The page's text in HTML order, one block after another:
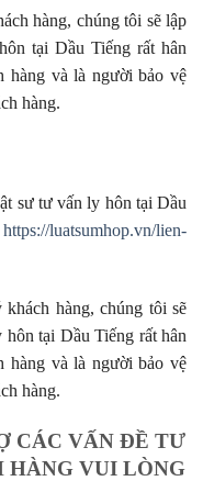
hàng, chúng tôi sẽ lập
tại Dầu Tiếng rất hân
hàng và là người bảo vệ
hàng.
sư tư vấn ly hôn tại Dầu
https://luatsumhop.vn/lien-
hàng, chúng tôi sẽ
tại Dầu Tiếng rất hân
hàng và là người bảo vệ
hàng.
CÁC VẤN ĐỀ TƯ
HÀNG VUI LÒNG